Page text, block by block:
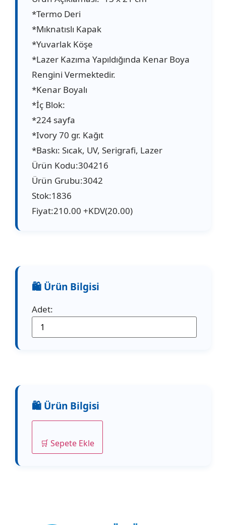
*Termo Deri
*Mıknatıslı Kapak
*Yuvarlak Köşe
*Lazer Kazıma Yapıldığında Kenar Boya
Rengini Vermektedir.
*Kenar Boyalı
*İç Blok:
*224 sayfa
*Ivory 70 gr. Kağıt
*Baskı: Sıcak, UV, Serigrafi, Lazer
Ürün Kodu:304216
Ürün Grubu:3042
Stok:1836
Fiyat:210.00 +KDV(20.00)
Adet:
🛒 Sepete Ekle